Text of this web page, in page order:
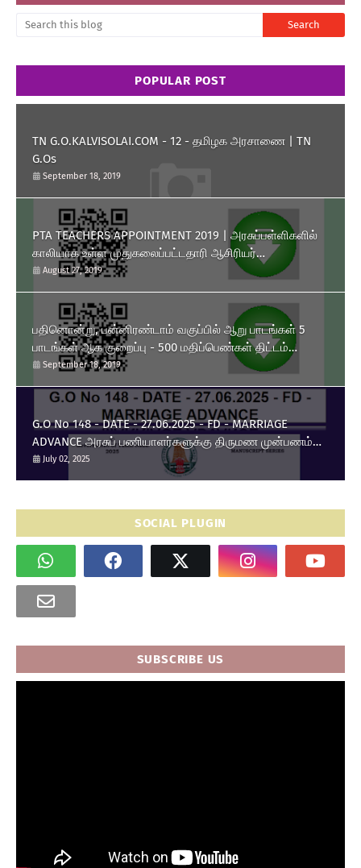
POPULAR POST
TN G.O.KALVISOLAI.COM - 12 - தமிழக அரசாணை | TN
G.Os
September 18, 2019
PTA TEACHERS APPOINTMENT 2019 | அரசுப்பள்ளிகளில்
காலியாக உள்ள முதுகலைப்பட்டதாரி ஆசிரியர்
பணியிடங்களை ரூபாய் 10,000 தொகுப்பூதியத்தில் நிரப்பிக்
கொள்ள பள்ளிக்கல்வித்துறை அனுமதி அளித்து அரசாணை
வெளியிட்டுள்ளது.
August 27, 2019
பதினொன்று, பன்னிரண்டாம் வகுப்பில் ஆறு பாடங்கள் 5
பாடங்கள் ஆக குறைப்பு - 500 மதிப்பெண்கள் திட்டம்
அறிமுகம் - தமிழக அரசு அரசாணை வெளியீடு.
September 18, 2019
G.O No 148 - DATE - 27.06.2025 - FD - MARRIAGE
ADVANCE அரசுப் பணியாளர்களுக்கு திருமண முன்பணம்
உயர்வு.
July 02, 2025
SOCIAL PLUGIN
SUBSCRIBE US